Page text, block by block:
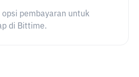
opsi pembayaran untuk
di Bittime.